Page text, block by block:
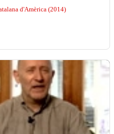
d'Amèrica (2014)